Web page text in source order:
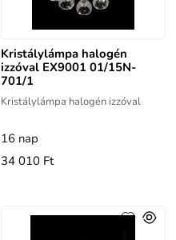
Kristálylámpa halogén
izzóval EX9001 01/15N-
701/1
Kristálylámpa halogén izzóval
16 nap
34 010 Ft